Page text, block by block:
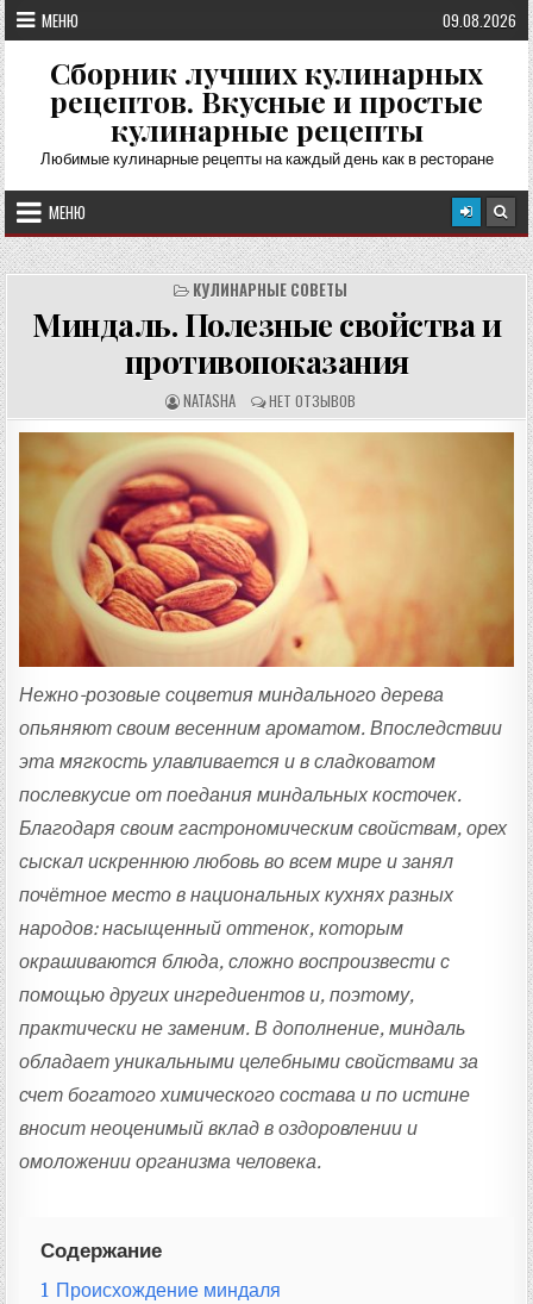
Перейти
к
содержимому
МЕНЮ 09.08.2026
Сборник лучших кулинарных
рецептов. Вкусные и простые
кулинарные рецепты
Любимые кулинарные рецепты на каждый день как в ресторане
МЕНЮ
КУЛИНАРНЫЕ СОВЕТЫ
Миндаль. Полезные свойства и
противопоказания
А
В
Т
О
Р
Р
Е
Ц
Е
П
Т
А
:
NATASHA О
Т
З
Ы
:
НЕТ ОТЗЫВОВ
Нежно-розовые соцветия миндального дерева
опьяняют своим весенним ароматом. Впоследствии
эта мягкость улавливается и в сладковатом
послевкусие от поедания миндальных косточек.
Благодаря своим гастрономическим свойствам, орех
сыскал искреннюю любовь во всем мире и занял
почётное место в национальных кухнях разных
народов: насыщенный оттенок, которым
окрашиваются блюда, сложно воспроизвести с
помощью других ингредиентов и, поэтому,
практически не заменим. В дополнение, миндаль
обладает уникальными целебными свойствами за
счет богатого химического состава и по истине
вносит неоценимый вклад в оздоровлении и
омоложении организма человека.
Содержание
1 Происхождение миндаля